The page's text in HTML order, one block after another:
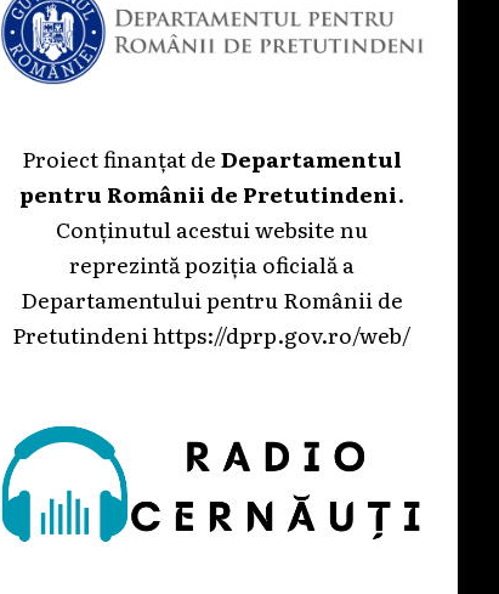
Proiect finanțat deDepartamentul
pentru Românii de Pretutindeni.
Conținutul acestui website nu
reprezintă poziția oficială a
Departamentului pentru Românii de
Pretutindenihttps://dprp.gov.ro/web/